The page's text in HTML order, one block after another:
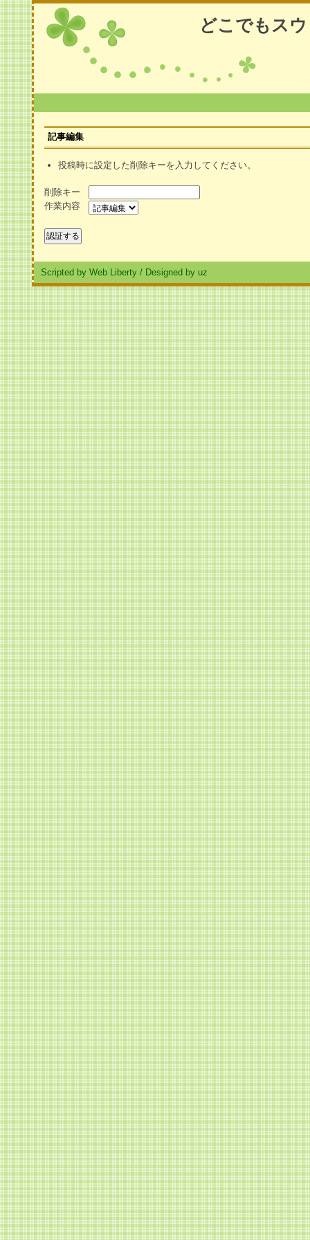
どこでもス
記事編集
投稿時に設定した削除キーを入力してください。
削除キー
作業内容
Scripted by Web Liberty / Designed by uz